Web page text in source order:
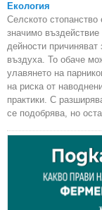
Екология
Селското
значимо
дейности
въздуха. То обаче
улавянето на
на риска от
практики. С
се подобрява, но